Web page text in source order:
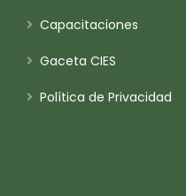
Capacitaciones
Gaceta CIES
Política de Privacidad